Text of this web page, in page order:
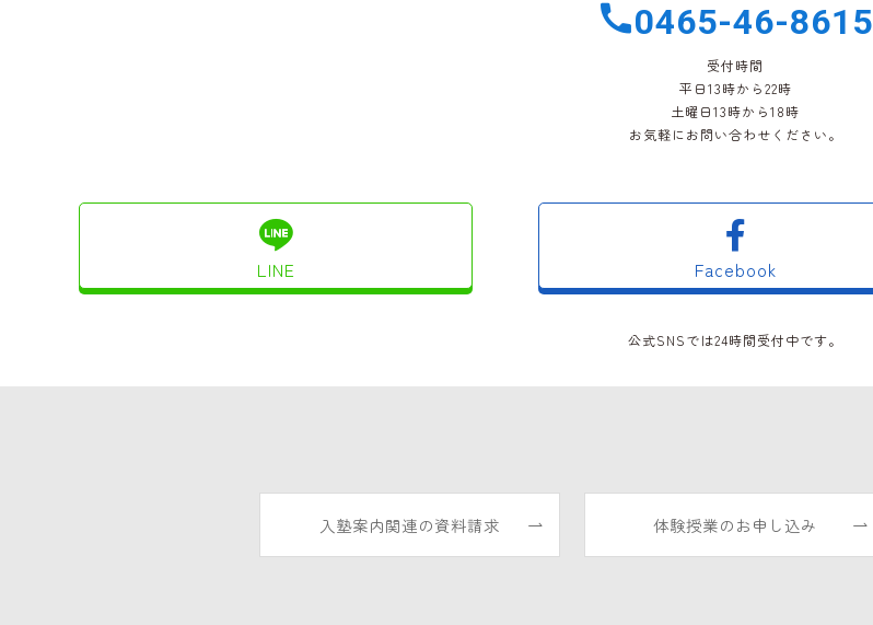
0465-46-8615
受付時間
平日13時から22時
土曜日13時から18時
お気軽にお問い合わせください。
LINE Facebook
公式SNSでは24時間受付中です。
入塾案内関連の資料請求 体験授業のお申し込み